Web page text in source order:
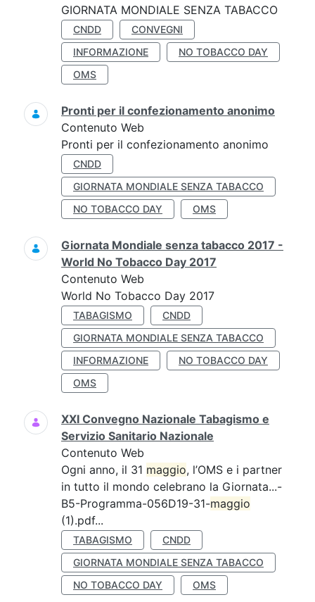
GIORNATA MONDIALE SENZA TABACCO
CNDD
CONVEGNI
INFORMAZIONE
NO TOBACCO DAY
OMS
Pronti per il confezionamento anonimo
Contenuto Web
Pronti per il confezionamento anonimo
CNDD
GIORNATA MONDIALE SENZA TABACCO
NO TOBACCO DAY
OMS
Giornata Mondiale senza tabacco 2017 -
World No Tobacco Day 2017
Contenuto Web
World No Tobacco Day 2017
TABAGISMO
CNDD
GIORNATA MONDIALE SENZA TABACCO
INFORMAZIONE
NO TOBACCO DAY
OMS
XXI Convegno Nazionale Tabagismo e
Servizio Sanitario Nazionale
Contenuto Web
Ogni anno, il 31 maggio, l’OMS e i partner
in tutto il mondo celebrano la Giornata...-
B5-Programma-056D19-31-maggio
(1).pdf...
TABAGISMO
CNDD
GIORNATA MONDIALE SENZA TABACCO
NO TOBACCO DAY
OMS